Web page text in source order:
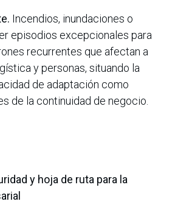
Incendios, inundaciones o
episodios excepcionales para
recurrentes que afectan a
y personas, situando la
de adaptación como
de la continuidad de negocio.
y hoja de ruta para la